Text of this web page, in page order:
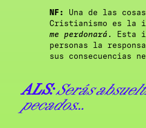
NF: Una de las
Cristianismo es la
me perdonará . Esta
personas la
sus consecuencias
ALS:Serás
pecados…